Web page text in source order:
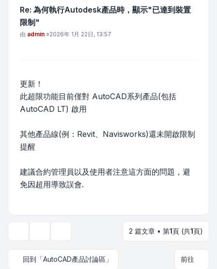
Re: 為何執行Autodesk產品時，顯示"已達到裝置
限制"
文章
由 admin »2026年 1月 22日, 13:57
更新！
此超限功能目前僅對 AutoCAD系列產品(包括
AutoCAD LT) 啟用
其他產品線(例：Revit、Navisworks)還未開啟限制
提醒
建議合約管理員以及使用者注意這方面的問題，避
免因超用導致誤會.
2 篇文章 • 第1頁 (共1頁)
回到「AutoCAD產品討論區」 前往